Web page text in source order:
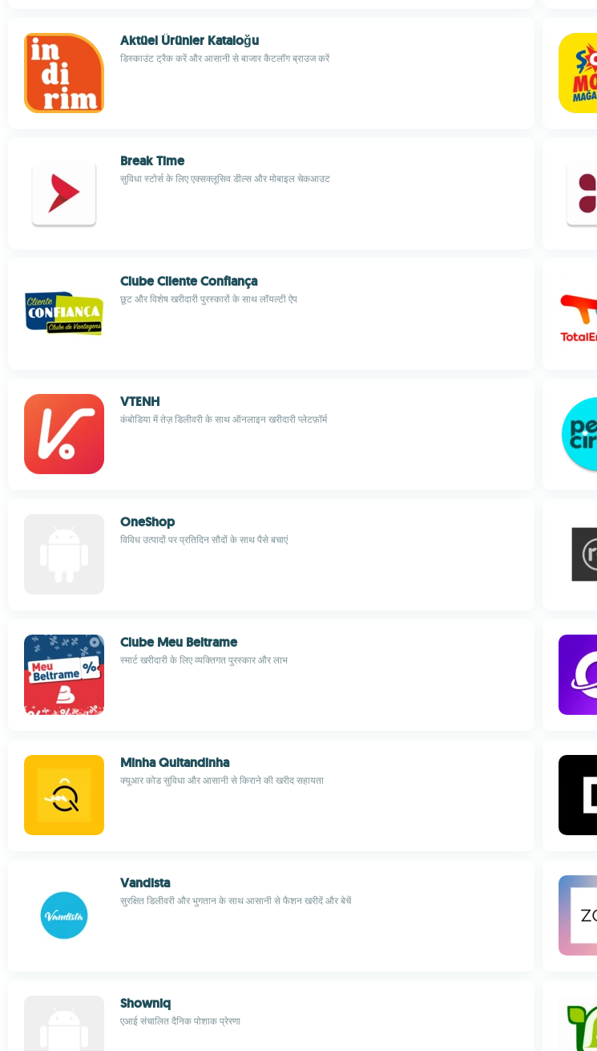
Aktüel Ürünler Kataloğu
डिस्काउंट ट्रैक करें और आसानी से बाजार कैटलॉग ब्राउज करें
Break Time
सुविधा स्टोर्स के लिए एक्सक्लूसिव डील्स और मोबाइल चेकआउट
Clube Cliente Confiança
छूट और विशेष खरीदारी पुरस्कारों के साथ लॉयल्टी ऐप
VTENH
कंबोडिया में तेज़ डिलीवरी के साथ ऑनलाइन खरीदारी प्लेटफ़ॉर्म
OneShop
विविध उत्पादों पर प्रतिदिन सौदों के साथ पैसे बचाएं
Clube Meu Beltrame
स्मार्ट खरीदारी के लिए व्यक्तिगत पुरस्कार और लाभ
Minha Quitandinha
क्यूआर कोड सुविधा और आसानी से किराने की खरीद सहायता
Vandista
सुरक्षित डिलीवरी और भुगतान के साथ आसानी से फैशन खरीदें और बेचें
Showniq
एआई संचालित दैनिक पोशाक प्रेरणा